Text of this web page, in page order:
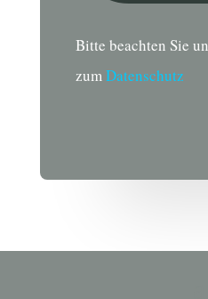
Bitte beachten Sie
zumDatenschutz